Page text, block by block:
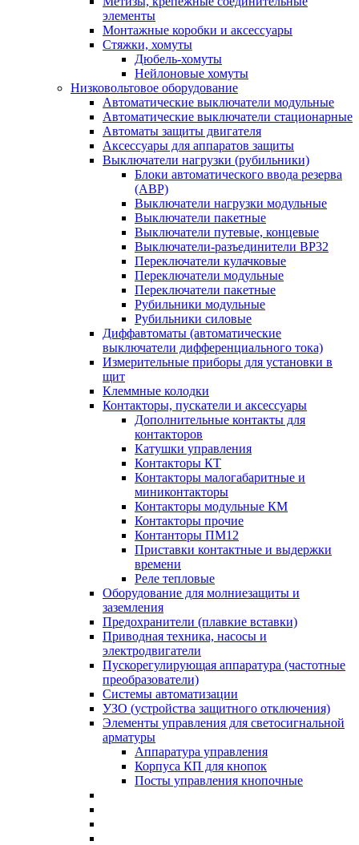
элементы
Монтажные коробки и аксессуары
Стяжки, хомуты
Дюбель-хомуты
Нейлоновые хомуты
Низковольтовое оборудование
Автоматические выключатели модульные
Автоматические выключатели стационарные
Автоматы защиты двигателя
Аксессуары для аппаратов защиты
Выключатели нагрузки (рубильники)
Блоки автоматического ввода резерва
(АВР)
Выключатели нагрузки модульные
Выключатели пакетные
Выключатели путевые, концевые
Выключатели-разъединители ВР32
Переключатели кулачковые
Переключатели модульные
Переключатели пакетные
Рубильники модульные
Рубильники силовые
Диффавтоматы (автоматические
выключатели дифференциального тока)
Измерительные приборы для установки в
щит
Клеммные колодки
Контакторы, пускатели и аксессуары
Дополнительные контакты для
контакторов
Катушки управления
Контакторы КТ
Контакторы малогабаритные и
миниконтакторы
Контакторы модульные КМ
Контакторы прочие
Контанторы ПМ12
Приставки контактные и выдержки
времени
Реле тепловые
Оборудование для молниезащиты и
заземления
Предохранители (плавкие вставки)
Приводная техника, насосы и
электродвигатели
Пускорегулирующая аппаратура (частотные
преобразователи)
Системы автоматизации
УЗО (устройства защитного отключения)
Элементы управления для светосигнальной
арматуры
Аппаратура управления
Корпуса КП для кнопок
Посты управления кнопочные